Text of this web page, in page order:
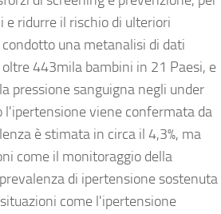
ridurre il rischio di ulteriori
una metanalisi di dati
443mila bambini in 21 Paesi, e
pressione sanguigna negli under
l'ipertensione viene confermata da
è stimata in circa il 4,3%, ma
come il monitoraggio della
di ipertensione sostenuta
come l'ipertensione